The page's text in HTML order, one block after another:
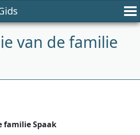
van de familie
familie Spaak